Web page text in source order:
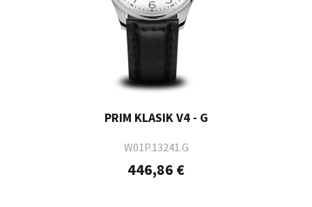
PRIM KLASIK V4 - G
W01P.13241.G
446,86 €